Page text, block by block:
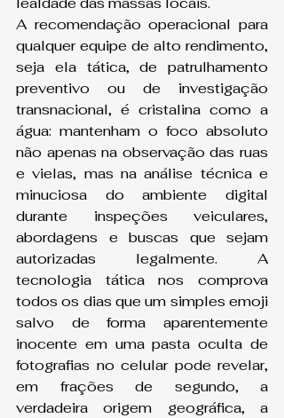
A recomendação operacional para
qualquer equipe de alto rendimento,
seja ela tática, de patrulhamento
preventivo ou de investigação
transnacional, é cristalina como a
água: mantenham o foco absoluto
não apenas na observação das ruas
e vielas, mas na análise técnica e
minuciosa do ambiente digital
durante inspeções veiculares,
abordagens e buscas que sejam
autorizadas legalmente. A
tecnologia tática nos comprova
todos os dias que um simples emoji
salvo de forma aparentemente
inocente em uma pasta oculta de
fotografias no celular pode revelar,
em frações de segundo, a
verdadeira origem geográfica, a